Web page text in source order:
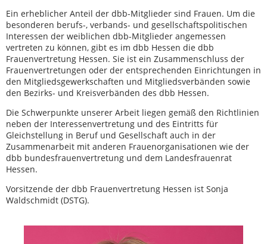
Ein erheblicher Anteil der dbb-Mitglieder sind Frauen. Um die
besonderen berufs-, verbands- und gesellschaftspolitischen
Interessen der weiblichen dbb-Mitglieder angemessen
vertreten zu können, gibt es im dbb Hessen die dbb
Frauenvertretung Hessen. Sie ist ein Zusammenschluss der
Frauenvertretungen oder der entsprechenden Einrichtungen in
den Mitgliedsgewerkschaften und Mitgliedsverbänden sowie
den Bezirks- und Kreisverbänden des dbb Hessen.
Die Schwerpunkte unserer Arbeit liegen gemäß den Richtlinien
neben der Interessenvertretung und des Eintritts für
Gleichstellung in Beruf und Gesellschaft auch in der
Zusammenarbeit mit anderen Frauenorganisationen wie der
dbb bundesfrauenvertretung und dem Landesfrauenrat
Hessen.
Vorsitzende der dbb Frauenvertretung Hessen ist Sonja
Waldschmidt (DSTG).